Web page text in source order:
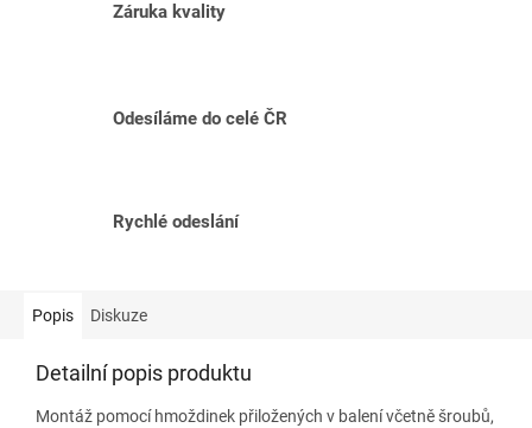
Záruka kvality
Odesíláme do celé ČR
Rychlé odeslání
Popis Diskuze
Detailní popis produktu
Montáž pomocí hmoždinek přiložených v balení včetně šroubů,